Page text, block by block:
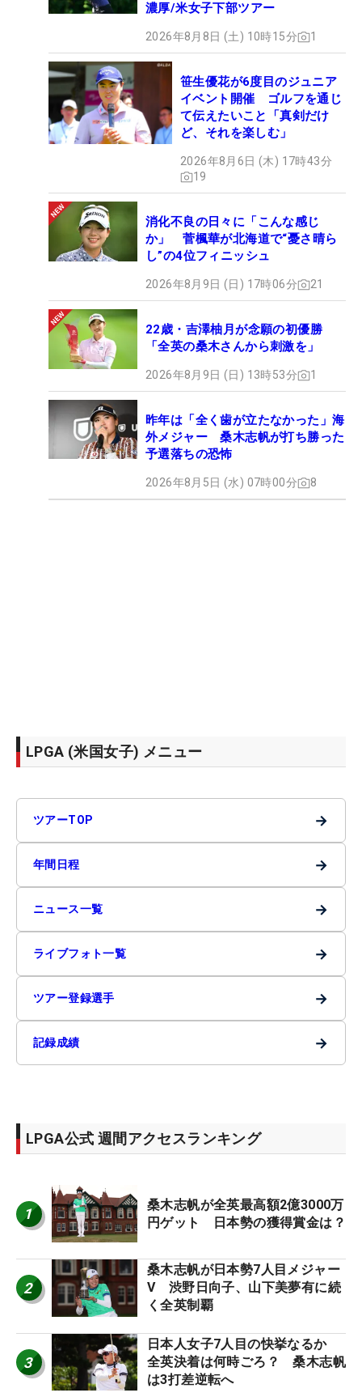
濃厚/米女子下部ツアー
2026年8月8日 (土) 10時15分 1
笹生優花が6度目のジュニア
イベント開催 ゴルフを通じ
て伝えたいこと「真剣だけ
ど、それを楽しむ」
2026年8月6日 (木) 17時43分
19
消化不良の日々に「こんな感じ
か」 菅楓華が北海道で“憂さ晴ら
し”の4位フィニッシュ
2026年8月9日 (日) 17時06分 21
22歳・吉澤柚月が念願の初優勝
「全英の桑木さんから刺激を」
2026年8月9日 (日) 13時53分 1
昨年は「全く歯が立たなかった」海
外メジャー 桑木志帆が打ち勝った
予選落ちの恐怖
2026年8月5日 (水) 07時00分 8
LPGA (米国女子) メニュー
ツアーTOP →
年間日程 →
ニュース一覧 →
ライブフォト一覧 →
ツアー登録選手 →
記録成績 →
LPGA公式 週間アクセスランキング
1
桑木志帆が全英最高額2億3000万
円ゲット 日本勢の獲得賞金は？
2
桑木志帆が日本勢7人目メジャー
V 渋野日向子、山下美夢有に続
く全英制覇
3
日本人女子7人目の快挙なるか
全英決着は何時ごろ？ 桑木志帆
は3打差逆転へ